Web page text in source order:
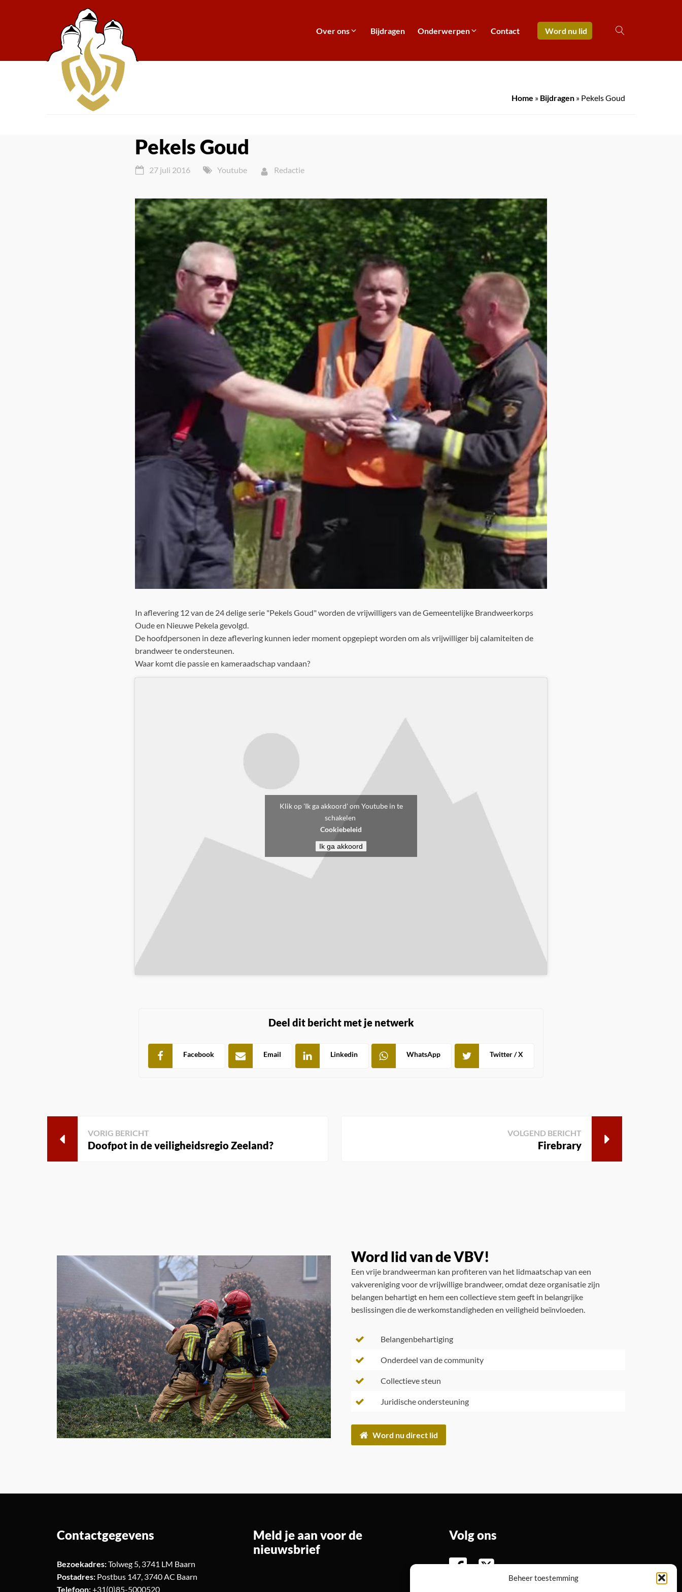
Beheer toestemming
Over ons Bijdragen Onderwerpen Contact Word nu lid
Home » Bijdragen » Pekels Goud
Pekels Goud
27 juli 2016 Youtube Redactie
In aflevering 12 van de 24 delige serie "Pekels Goud" worden de vrijwilligers van de Gemeentelijke Brandweerkorps
Oude en Nieuwe Pekela gevolgd.
De hoofdpersonen in deze aflevering kunnen ieder moment opgepiept worden om als vrijwilliger bij calamiteiten de
brandweer te ondersteunen.
Waar komt die passie en kameraadschap vandaan?
Klik op 'Ik ga akkoord' om Youtube in te
schakelen
Cookiebeleid
Ik ga akkoord
Deel dit bericht met je netwerk
Twitter / X
Facebook Email Linkedin WhatsApp
VORIG BERICHT
Doofpot in de veiligheidsregio Zeeland?
VOLGEND BERICHT
Firebrary
Word lid van de VBV!
Een vrije brandweerman kan profiteren van het lidmaatschap van een
vakvereniging voor de vrijwillige brandweer, omdat deze organisatie zijn
belangen behartigt en hem een collectieve stem geeft in belangrijke
beslissingen die de werkomstandigheden en veiligheid beïnvloeden.
Belangenbehartiging
Onderdeel van de community
Collectieve steun
Juridische ondersteuning
Word nu direct lid
Contactgegevens
Bezoekadres:Tolweg 5, 3741 LM Baarn
Postadres: Postbus 147, 3740 AC Baarn
Telefoon:+31(0)85-5000520
Meld je aan voor de
nieuwsbrief
Volg ons